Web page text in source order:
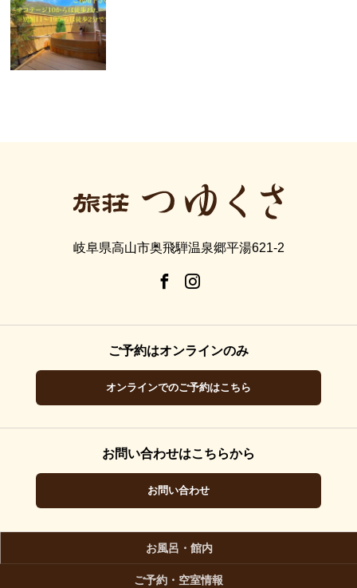
岐阜県高山市奥飛騨温泉郷平湯621-2
ご予約はオンラインのみ
オンラインでのご予約はこちら
お問い合わせはこちらから
お問い合わせ
お風呂・館内
ご予約・空室情報